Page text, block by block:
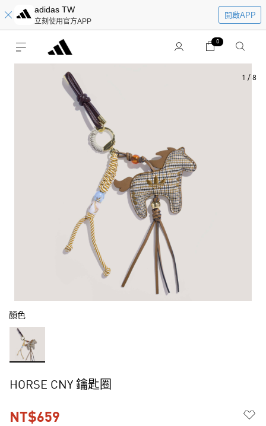
adidas TW
立刻使用官方APP
開啟APP
0
1 / 8
顏色
HORSE CNY 鑰匙圈
NT$659